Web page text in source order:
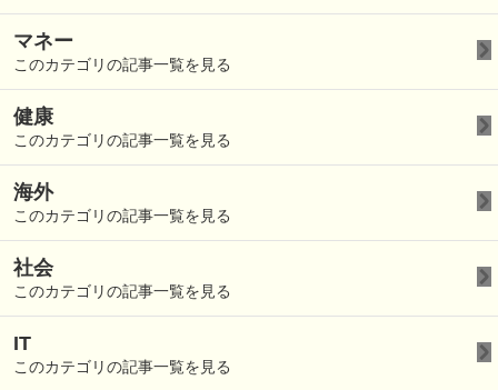
マネー
このカテゴリの記事一覧を見る
健康
このカテゴリの記事一覧を見る
海外
このカテゴリの記事一覧を見る
社会
このカテゴリの記事一覧を見る
IT
このカテゴリの記事一覧を見る